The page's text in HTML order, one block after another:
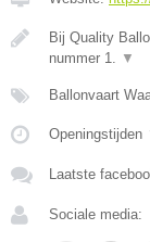
Bij Quality
nummer 1. ▼
Ballonvaart
Openingstijden
Laatste
Sociale media: